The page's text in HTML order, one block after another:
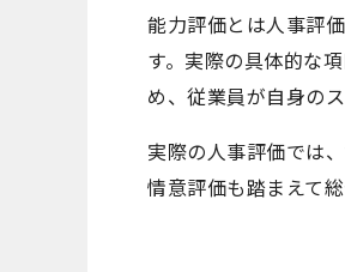
能力評価とは人事評
す。実際の具体的な
め、従業員が自身の
実際の人事評価では
情意評価も踏まえて